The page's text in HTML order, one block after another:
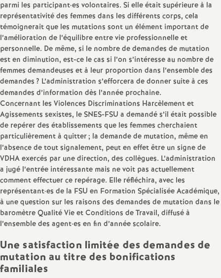
s
T
o
u
r
s
parmi les participant·es volontaires. Si elle était supérieure à la
représentativité des femmes dans les différents corps, cela
témoignerait que les mutations sont un élément important de
l’amélioration de l’équilibre entre vie professionnelle et
personnelle. De même, si le nombre de demandes de mutation
est en diminution, est-ce le cas si l’on s’intéresse au nombre de
femmes demandeuses et à leur proportion dans l’ensemble des
demandes? L’administration s’efforcera de donner suite à ces
demandes d’information dès l’année prochaine.
Concernant les Violences Discriminations Harcèlement et
Agissements sexistes, le SNES-FSU a demandé s’il était possible
de repérer des établissements que les femmes cherchaient
particulièrement à quitter; la demande de mutation, même en
l’absence de tout signalement, peut en effet être un signe de
VDHA exercés par une direction, des collègues. L’administration
a jugé l’entrée intéressante mais ne voit pas actuellement
comment effectuer ce repérage. Elle réfléchira, avec les
représentant·es de la FSU en Formation Spécialisée Académique,
à une question sur les raisons des demandes de mutation dans le
baromètre Qualité Vie et Conditions de Travail, diffusé à
l’ensemble des agent·es en fin d’année scolaire.
Une satisfaction limitée des demandes de
mutation au titre des bonifications
familiales